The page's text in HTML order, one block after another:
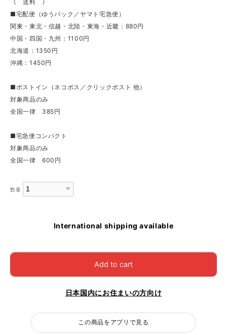
《 送料 》
■宅配便（ゆうパック／ヤマト宅急便）
関東・東北・信越・北陸・東海・近畿：880円
中国・四国・九州：1100円
北海道：1350円
沖縄：1450円
■ポストイン（ネコポス／クリックポスト 他）
対象商品のみ
全国一律 385円
■宅急便コンパクト
対象商品のみ
全国一律 600円
数量
International shipping available
Add to cart
日本国内にお住まいの方向け
この商品をアプリで見る